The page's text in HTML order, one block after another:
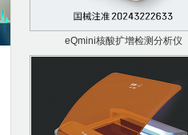
eQmini核酸扩增检测分析仪